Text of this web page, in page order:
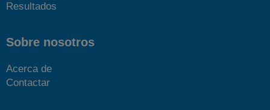
Resultados
Sobre nosotros
Acerca de
Contactar